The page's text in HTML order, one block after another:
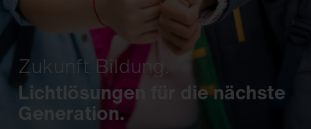
Zukunft Bildung.
Lichtlösungen für die nächste
Generation.